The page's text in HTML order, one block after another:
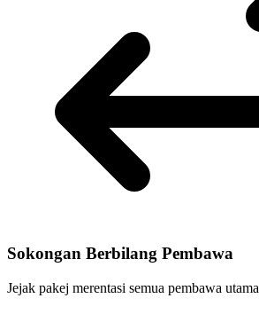
Sokongan Berbilang Pembawa
Jejak pakej merentasi semua pembawa utama